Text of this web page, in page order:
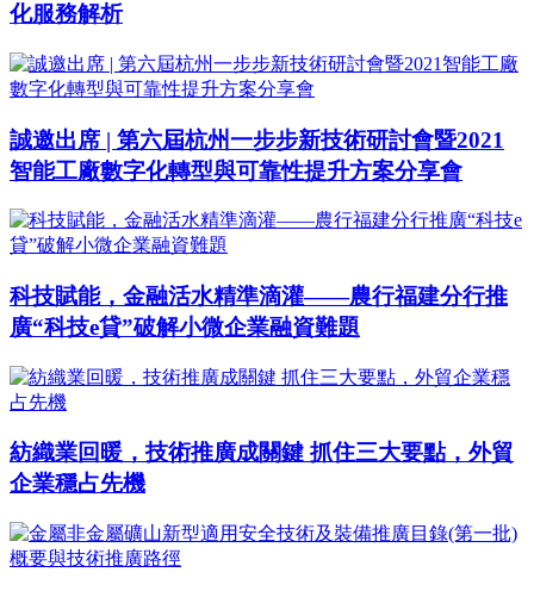
化服務解析
誠邀出席 | 第六屆杭州一步步新技術研討會暨2021
智能工廠數字化轉型與可靠性提升方案分享會
科技賦能，金融活水精準滴灌——農行福建分行推
廣“科技e貸”破解小微企業融資難題
紡織業回暖，技術推廣成關鍵 抓住三大要點，外貿
企業穩占先機